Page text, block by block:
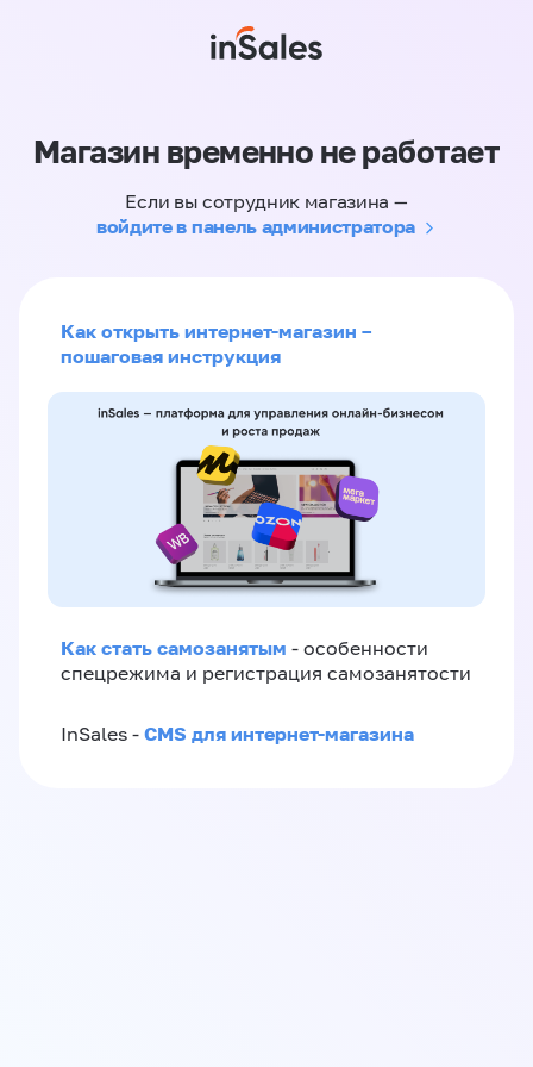
Магазин временно не работает
Если вы сотрудник магазина —
войдите в панель администратора
Как открыть интернет-магазин –
пошаговая инструкция
Как стать самозанятым - особенности
спецрежима и регистрация самозанятости
InSales - CMS для интернет-магазина